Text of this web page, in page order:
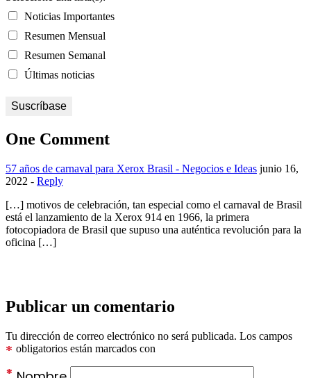
Noticias Importantes
Resumen Mensual
Resumen Semanal
Últimas noticias
One Comment
57 años de carnaval para Xerox Brasil - Negocios e Ideas junio 16,
2022 - Reply
[…] motivos de celebración, tan especial como el carnaval de Brasil
está el lanzamiento de la Xerox 914 en 1966, la primera
fotocopiadora de Brasil que supuso una auténtica revolución para la
oficina […]
Publicar un comentario
Tu dirección de correo electrónico no será publicada. Los campos
obligatorios están marcados con
*
*